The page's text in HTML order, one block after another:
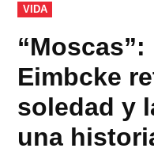
PUBLICADO
EN
VIDA
Eimbcke
soledad y
una